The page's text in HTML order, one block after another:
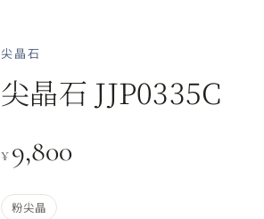
尖晶石
尖晶石 JJP0335C
¥9,800
粉尖晶